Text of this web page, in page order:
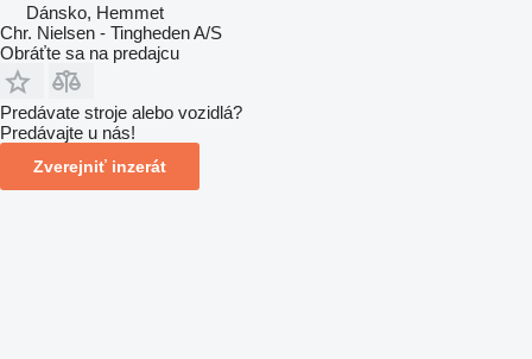
Dánsko, Hemmet
Chr. Nielsen - Tingheden A/S
Obráťte sa na predajcu
Predávate stroje alebo vozidlá?
Predávajte u nás!
Zverejniť inzerát